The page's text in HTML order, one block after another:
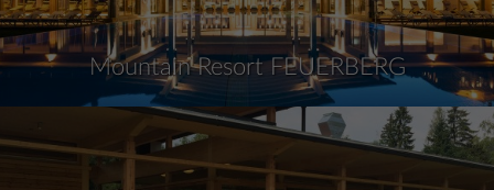
Mountain Resort FEUERBERG